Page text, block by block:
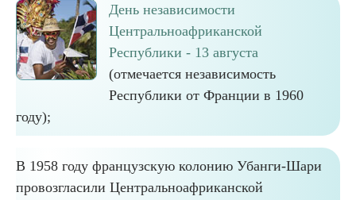
День независимости
Центральноафриканской
Республики - 13 августа
(отмечается независимость
Республики от Франции в 1960
году);
В 1958 году французскую колонию Убанги-Шари
провозгласили Центральноафриканской